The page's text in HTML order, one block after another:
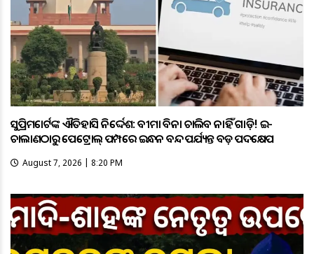
ସୁପ୍ରିମକୋର୍ଟଙ୍କ ଐତିହାସିକ ନିର୍ଦ୍ଦେଶ: ବୀମା ବିନା ଚାଲିବ ନାହିଁ ଗାଡ଼ି! ଇ-
ଚାଲାଣଠାରୁ ପେଟ୍ରୋଲ୍ ପମ୍ପରେ ଇନ୍ଧନ ବନ୍ଦ ପର୍ଯ୍ୟନ୍ତ ବଡ଼ ପଦକ୍ଷେପ
August 7, 2026 | 8:20 PM